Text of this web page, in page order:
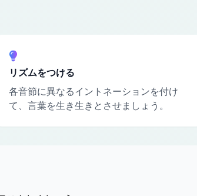
リズムをつける
各音節に異なるイントネーションを付け
て、言葉を生き生きとさせましょう。